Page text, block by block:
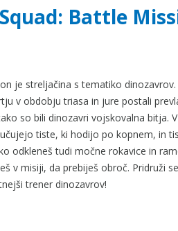
Battle
je streljačina s tematiko
v obdobju triasa in jure postali
so bili dinozavri vojskovalna bitja.
tiste, ki hodijo po kopnem, in
odkleneš tudi močne rokavice in
v misiji, da prebiješ obroč. Pridruži
trener dinozavrov!